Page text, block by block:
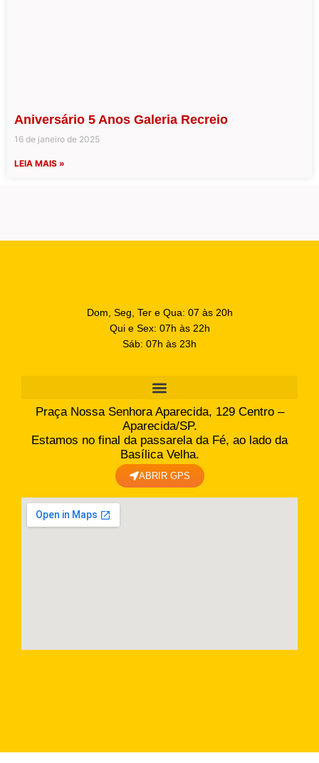
Aniversário 5 Anos Galeria Recreio
16 de janeiro de 2025
LEIA MAIS »
Dom, Seg, Ter e Qua: 07 às 20h
Qui e Sex: 07h às 22h
Sáb: 07h às 23h
Praça Nossa Senhora Aparecida, 129 Centro –
Aparecida/SP.
Estamos no final da passarela da Fé, ao lado da
Basílica Velha.
ABRIR GPS